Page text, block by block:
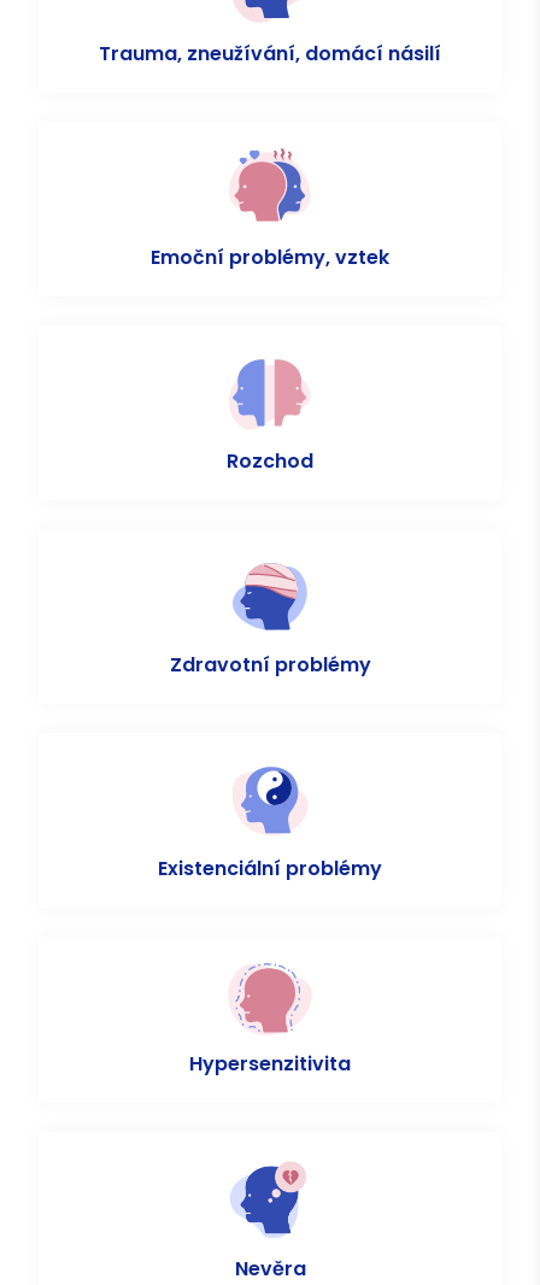
Trauma, zneužívání, domácí násilí
Emoční problémy, vztek
Rozchod
Zdravotní problémy
Existenciální problémy
Hypersenzitivita
Nevěra